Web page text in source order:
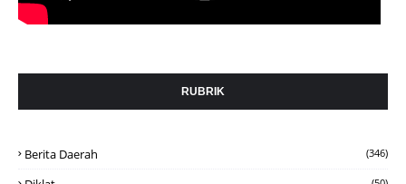
RUBRIK
Berita Daerah (346)